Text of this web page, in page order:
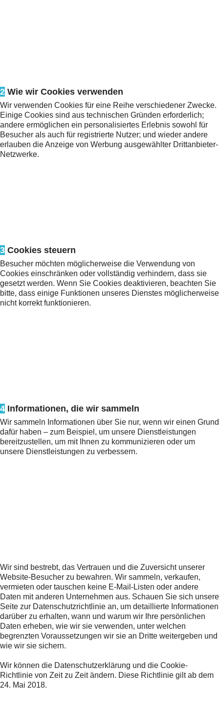
2 Wie wir Cookies verwenden
Wir verwenden Cookies für eine Reihe verschiedener Zwecke.
Einige Cookies sind aus technischen Gründen erforderlich;
andere ermöglichen ein personalisiertes Erlebnis sowohl für
Besucher als auch für registrierte Nutzer; und wieder andere
erlauben die Anzeige von Werbung ausgewählter Drittanbieter-
Netzwerke.
3 Cookies steuern
Besucher möchten möglicherweise die Verwendung von
Cookies einschränken oder vollständig verhindern, dass sie
gesetzt werden. Wenn Sie Cookies deaktivieren, beachten Sie
bitte, dass einige Funktionen unseres Dienstes möglicherweise
nicht korrekt funktionieren.
4 Informationen, die wir sammeln
Wir sammeln Informationen über Sie nur, wenn wir einen Grund
dafür haben – zum Beispiel, um unsere Dienstleistungen
bereitzustellen, um mit Ihnen zu kommunizieren oder um
unsere Dienstleistungen zu verbessern.
Wir sind bestrebt, das Vertrauen und die Zuversicht unserer
Website-Besucher zu bewahren. Wir sammeln, verkaufen,
vermieten oder tauschen keine E-Mail-Listen oder andere
Daten mit anderen Unternehmen aus. Schauen Sie sich unsere
Seite zur Datenschutzrichtlinie an, um detaillierte Informationen
darüber zu erhalten, wann und warum wir Ihre persönlichen
Daten erheben, wie wir sie verwenden, unter welchen
begrenzten Voraussetzungen wir sie an Dritte weitergeben und
wie wir sie sichern.
Wir können die Datenschutzerklärung und die Cookie-
Richtlinie von Zeit zu Zeit ändern. Diese Richtlinie gilt ab dem
24. Mai 2018.